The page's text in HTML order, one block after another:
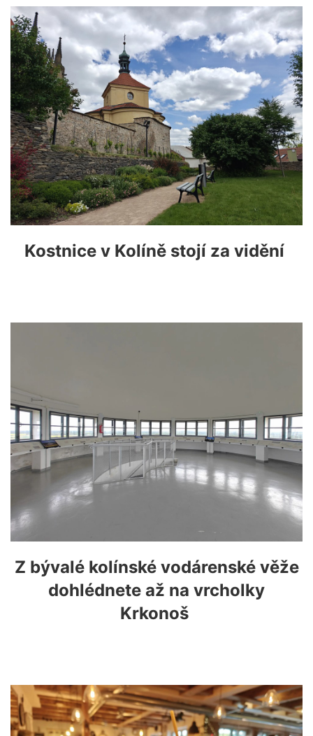
Kostnice v Kolíně stojí za vidění
Z bývalé kolínské vodárenské věže
dohlédnete až na vrcholky
Krkonoš